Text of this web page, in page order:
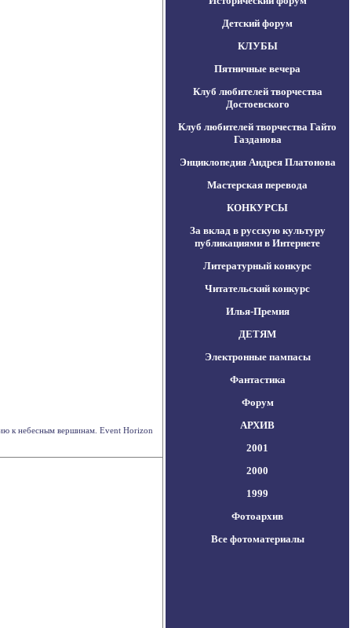
к небесным вершинам. Event Horizon
Детский форум
КЛУБЫ
Пятничные вечера
Клуб любителей творчества
Достоевского
Клуб любителей творчества Гайто
Газданова
Энциклопедия Андрея Платонова
Мастерская перевода
КОНКУРСЫ
За вклад в русскую культуру
публикациями в Интернете
Литературный конкурс
Читательский конкурс
Илья-Премия
ДЕТЯМ
Электронные пампасы
Фантастика
Форум
АРХИВ
2001
2000
1999
Фотоархив
Все фотоматериалы